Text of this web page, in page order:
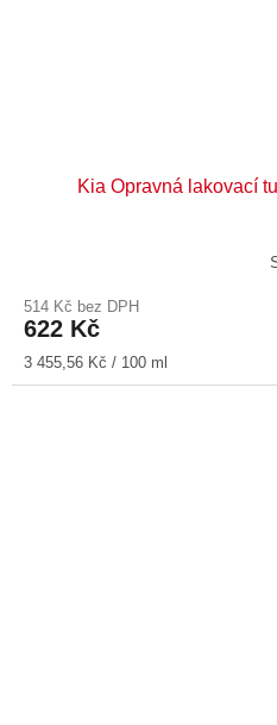
Kia Opravná lakovací
514 Kč bez DPH
622 Kč
Měrná
cena:
3 455,56 Kč / 100 ml